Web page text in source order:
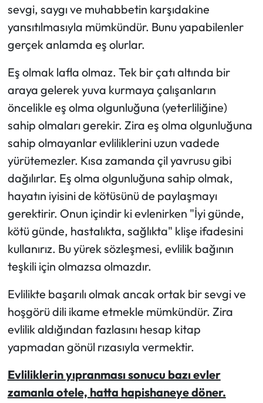
sevgi, saygı ve muhabbetin karşıdakine
yansıtılmasıyla mümkündür. Bunu yapabilenler
gerçek anlamda eş olurlar.
Eş olmak lafla olmaz. Tek bir çatı altında bir
araya gelerek yuva kurmaya çalışanların
öncelikle eş olma olgunluğuna (yeterliliğine)
sahip olmaları gerekir. Zira eş olma olgunluğuna
sahip olmayanlar evliliklerini uzun vadede
yürütemezler. Kısa zamanda çil yavrusu gibi
dağılırlar. Eş olma olgunluğuna sahip olmak,
hayatın iyisini de kötüsünü de paylaşmayı
gerektirir. Onun içindir ki evlenirken "İyi günde,
kötü günde, hastalıkta, sağlıkta" klişe ifadesini
kullanırız. Bu yürek sözleşmesi, evlilik bağının
teşkili için olmazsa olmazdır.
Evlilikte başarılı olmak ancak ortak bir sevgi ve
hoşgörü dili ikame etmekle mümkündür. Zira
evlilik aldığından fazlasını hesap kitap
yapmadan gönül rızasıyla vermektir.
Evliliklerin yıpranması sonucu bazı evler
zamanla otele, hatta hapishaneye döner.